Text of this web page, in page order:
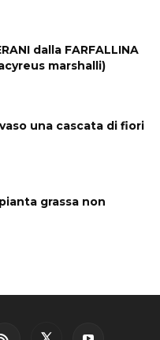
dalla FARFALLINA
marshalli)
una cascata di fiori
grassa non